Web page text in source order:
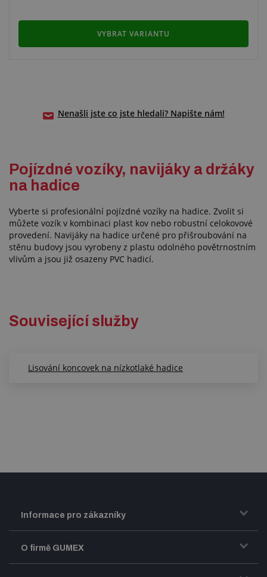
VYBRAT VARIANTU
Nenašli jste co jste hledali? Napište nám!
Pojízdné vozíky, navijáky a držáky
na hadice
Vyberte si profesionální pojízdné vozíky na hadice. Zvolit si
můžete vozík v kombinaci plast kov nebo robustní celokovové
provedení. Navijáky na hadice určené pro přišroubování na
stěnu budovy jsou vyrobeny z plastu odolného povětrnostním
vlivům a jsou již osazeny PVC hadicí.
Související služby
Lisování koncovek na nízkotlaké hadice
Informace pro zákazníky
Doprava a zasílání zboží
Obchodní podmínky
O firmě GUMEX